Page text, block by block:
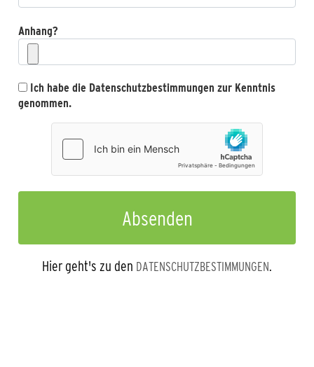
Anhang?
Ich habe die Datenschutzbestimmungen zur Kenntnis
genommen.
Hier geht's zu den DATENSCHUTZBESTIMMUNGEN.